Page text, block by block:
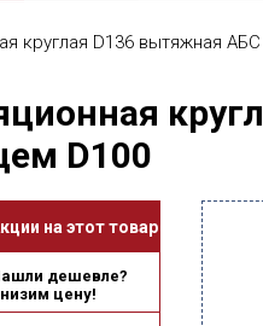
круглая D136 вытяжная
D100
на этот товар
дешевле?
цену!